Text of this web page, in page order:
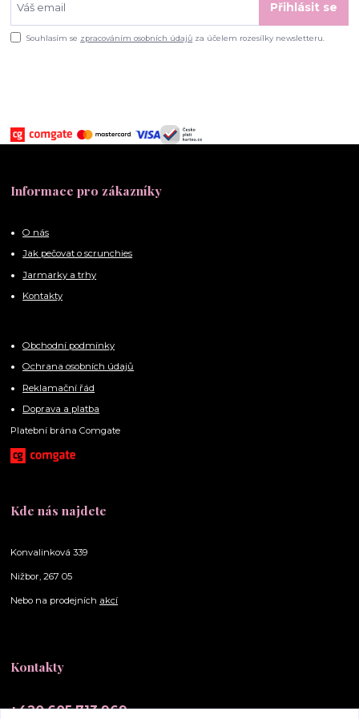
Přihlásit se
Souhlasím se zpracováním osobních údajů za účelem rozesílky newsletteru.
Informace pro zákazníky
O nás
Jak pečovat o scrunchies
Jarmarky a trhy
Kontakty
Obchodní podmínky
Ochrana osobních údajů
Reklamační řád
Doprava a platba
Platební brána Comgate
Kde nás najdete
Konvalinková 339
Nižbor, 267 05
Nebo na prodejních akcí
Kontakty
+420 605 713 969